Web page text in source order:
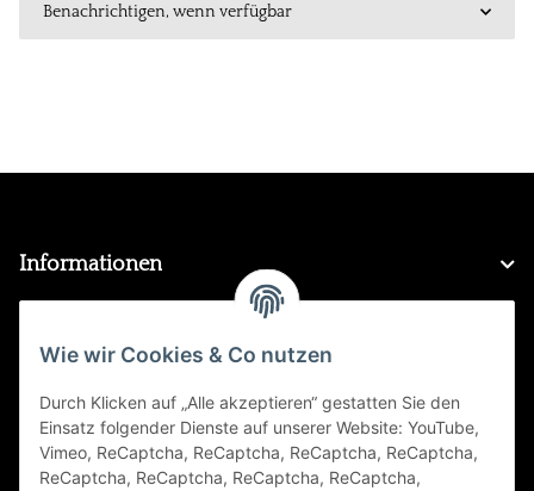
Wie wir Cookies & Co nutzen
Durch Klicken auf „Alle akzeptieren“ gestatten Sie den
Einsatz folgender Dienste auf unserer Website: YouTube,
Vimeo, ReCaptcha, ReCaptcha, ReCaptcha, ReCaptcha,
ReCaptcha, ReCaptcha, ReCaptcha, ReCaptcha,
Benachrichtigen, wenn verfügbar
Informationen
FAQ
Zahlungsarten